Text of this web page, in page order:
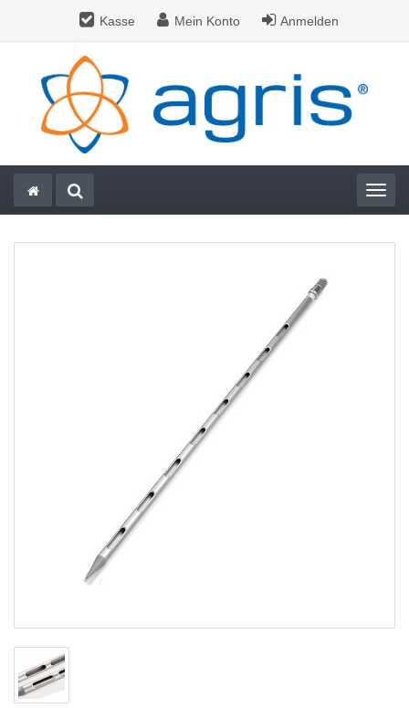
Kasse Mein Konto Anmelden